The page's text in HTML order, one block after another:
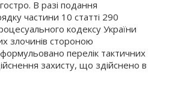
В разі подання
частини 10 статті 290
кодексу України
злочинів стороною
перелік тактичних
захисту, що здійснено в